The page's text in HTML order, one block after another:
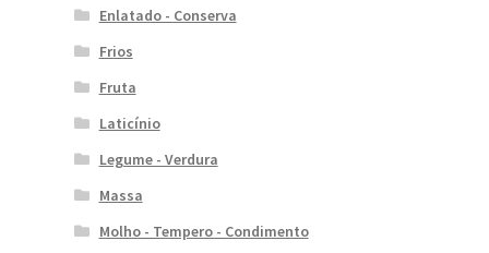
Enlatado - Conserva
Frios
Fruta
Laticínio
Legume - Verdura
Massa
Molho - Tempero - Condimento